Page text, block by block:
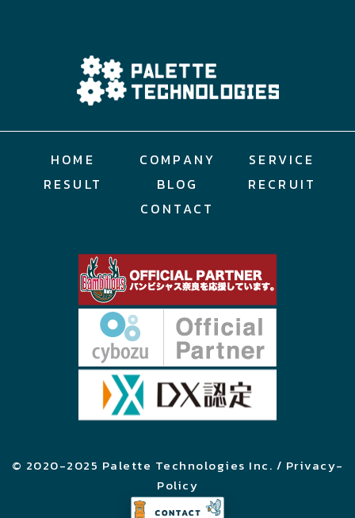
HOME COMPANY
SERVICE
RESULT
BLOG
RECRUIT
CONTACT
© 2020-2025 Palette Technologies Inc. / Privacy-
Policy